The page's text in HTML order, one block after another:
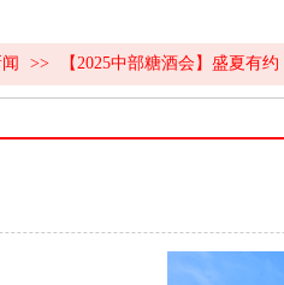
>> 【2025中部糖酒会】盛夏有